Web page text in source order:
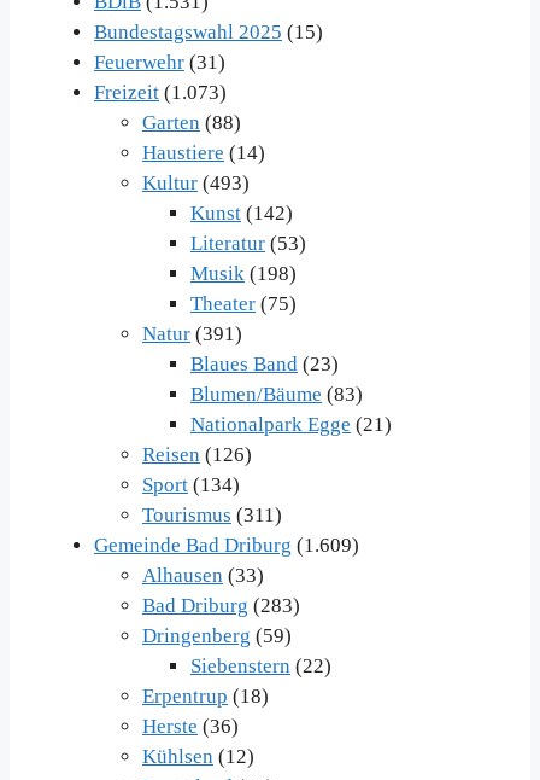
Bundestagswahl 2025 (15)
Feuerwehr (31)
Freizeit (1.073)
Garten (88)
Haustiere (14)
Kultur (493)
Kunst (142)
Literatur (53)
Musik (198)
Theater (75)
Natur (391)
Blaues Band (23)
Blumen/Bäume (83)
Nationalpark Egge (21)
Reisen (126)
Sport (134)
Tourismus (311)
Gemeinde Bad Driburg (1.609)
Alhausen (33)
Bad Driburg (283)
Dringenberg (59)
Siebenstern (22)
Erpentrup (18)
Herste (36)
Kühlsen (12)